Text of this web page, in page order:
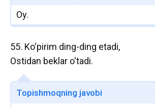
Oy.
55. Ko‘pirim ding-ding etadi,
Ostidan beklar o‘tadi.
Topishmoqning javobi